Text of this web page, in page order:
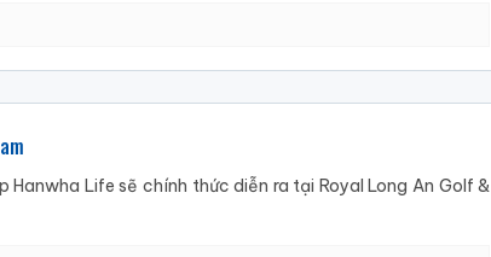
Life sẽ chính thức diễn ra tại Royal Long An Golf &